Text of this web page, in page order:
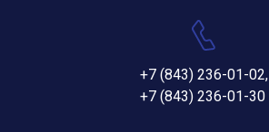
+7 (843) 236-01-02,
+7 (843) 236-01-30